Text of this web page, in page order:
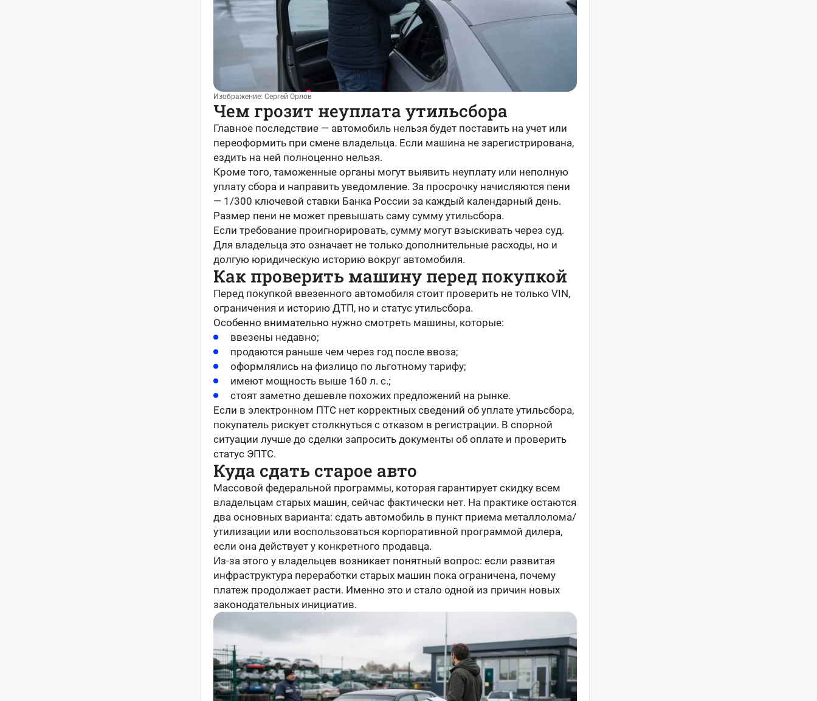
Изображение: Сергей Орлов
Чем грозит неуплата утильсбора
Главное последствие — автомобиль нельзя будет поставить на учет или
переоформить при смене владельца. Если машина не зарегистрирована,
ездить на ней полноценно нельзя.
Кроме того, таможенные органы могут выявить неуплату или неполную
уплату сбора и направить уведомление. За просрочку начисляются пени
— 1/300 ключевой ставки Банка России за каждый календарный день.
Размер пени не может превышать саму сумму утильсбора.
Если требование проигнорировать, сумму могут взыскивать через суд.
Для владельца это означает не только дополнительные расходы, но и
долгую юридическую историю вокруг автомобиля.
Как проверить машину перед покупкой
Перед покупкой ввезенного автомобиля стоит проверить не только VIN,
ограничения и историю ДТП, но и статус утильсбора.
Особенно внимательно нужно смотреть машины, которые:
ввезены недавно;
продаются раньше чем через год после ввоза;
оформлялись на физлицо по льготному тарифу;
имеют мощность выше 160 л. с.;
стоят заметно дешевле похожих предложений на рынке.
Если в электронном ПТС нет корректных сведений об уплате утильсбора,
покупатель рискует столкнуться с отказом в регистрации. В спорной
ситуации лучше до сделки запросить документы об оплате и проверить
статус ЭПТС.
Куда сдать старое авто
Массовой федеральной программы, которая гарантирует скидку всем
владельцам старых машин, сейчас фактически нет. На практике остаются
два основных варианта: сдать автомобиль в пункт приема металлолома/
утилизации или воспользоваться корпоративной программой дилера,
если она действует у конкретного продавца.
Из-за этого у владельцев возникает понятный вопрос: если развитая
инфраструктура переработки старых машин пока ограничена, почему
платеж продолжает расти. Именно это и стало одной из причин новых
законодательных инициатив.